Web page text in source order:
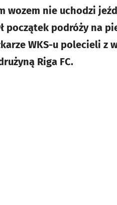
wozem nie uchodzi
początek podróży na
WKS-u polecieli z
Riga FC.